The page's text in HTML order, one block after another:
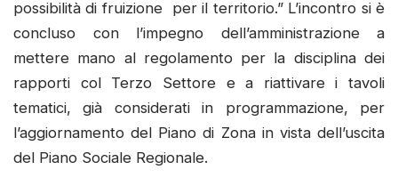
possibilità di fruizione per il territorio.” L’incontro si è
concluso con l’impegno dell’amministrazione a
mettere mano al regolamento per la disciplina dei
rapporti col Terzo Settore e a riattivare i tavoli
tematici, già considerati in programmazione, per
l’aggiornamento del Piano di Zona in vista dell’uscita
del Piano Sociale Regionale.